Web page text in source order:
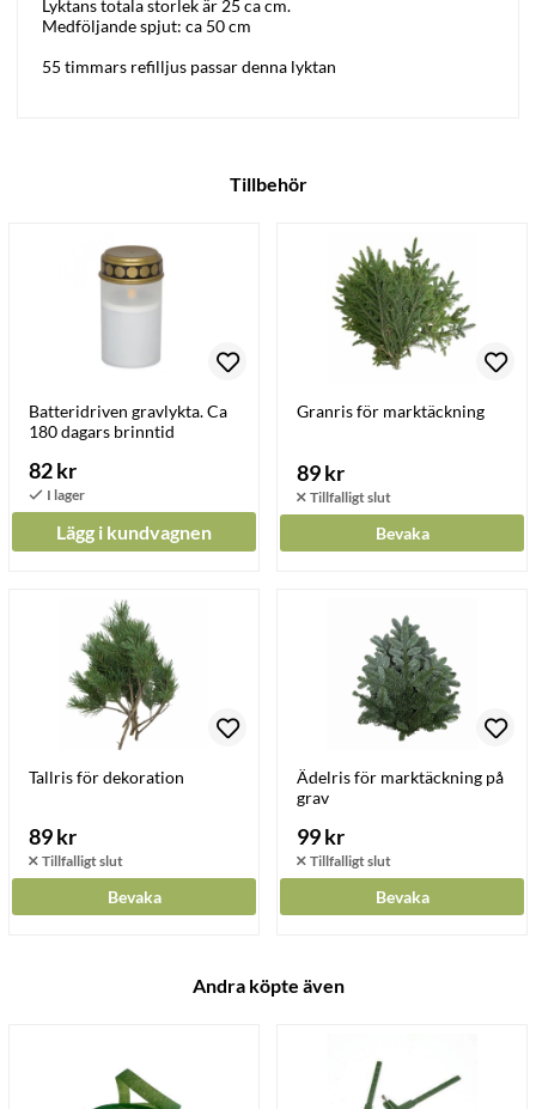
Lyktans totala storlek är 25 ca cm.
Medföljande spjut: ca 50 cm
55 timmars refilljus passar denna lyktan
Tillbehör
Batteridriven gravlykta. Ca
180 dagars brinntid
82 kr
Lägg i kundvagnen
Granris för marktäckning
89 kr
Bevaka
Tallris för dekoration
89 kr
Bevaka
Ädelris för marktäckning på
grav
99 kr
Bevaka
Andra köpte även